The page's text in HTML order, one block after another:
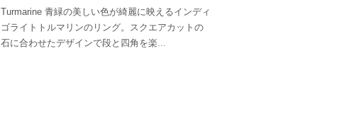
Turmarine 青緑の美しい色が綺麗に映えるインディ
ゴライトトルマリンのリング。スクエアカットの
石に合わせたデザインで段と四角を楽...